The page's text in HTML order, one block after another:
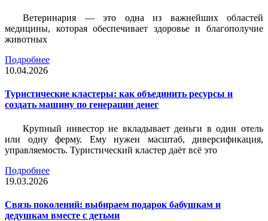
Ветеринария — это одна из важнейших областей
медицины, которая обеспечивает здоровье и благополучие
животных
Подробнее
10.04.2026
Туристические кластеры: как объединить ресурсы и
создать машину по генерации денег
Крупный инвестор не вкладывает деньги в один отель
или одну ферму. Ему нужен масштаб, диверсификация,
управляемость. Туристический кластер даёт всё это
Подробнее
19.03.2026
Связь поколений: выбираем подарок бабушкам и
дедушкам вместе с детьми